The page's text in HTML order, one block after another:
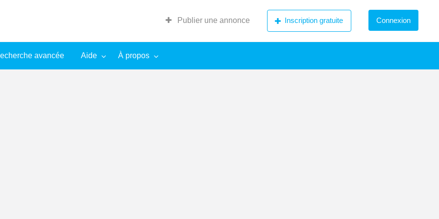
Publier une annonce Inscription gratuite Connexion
avancée Aide À propos